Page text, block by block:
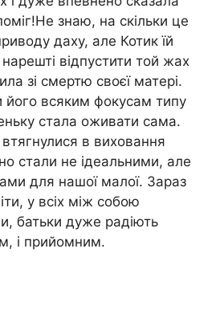
знаю, на скільки це
даху, але Котик їй
відпустити той жах
зі смертю своєї матері.
його всяким фокусам типу
стала оживати сама.
в виховання
стали не ідеальними, але
для нашої малої. Зараз
у всіх між собою
батьки дуже радіють
і прийомним.